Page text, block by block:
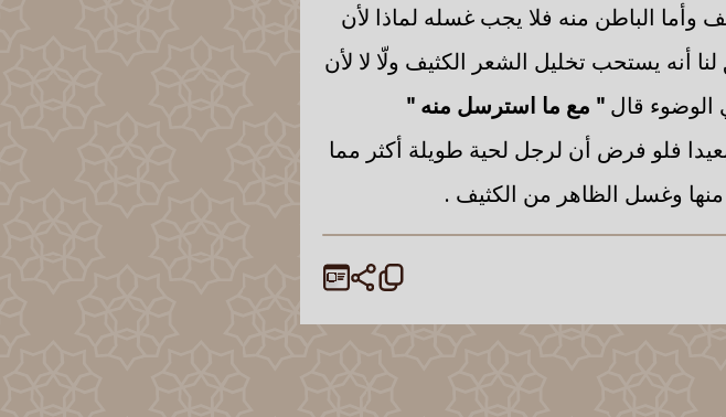
الباطن منه فلا يجب غسله لماذا لأن
أنه يستحب تخليل الشعر الكثيف ولّا لا لأن
الوضوء قال " مع ما استرسل منه "
فلو فرض أن لرجل لحية طويلة أكثر مما
وغسل الظاهر من الكثيف .